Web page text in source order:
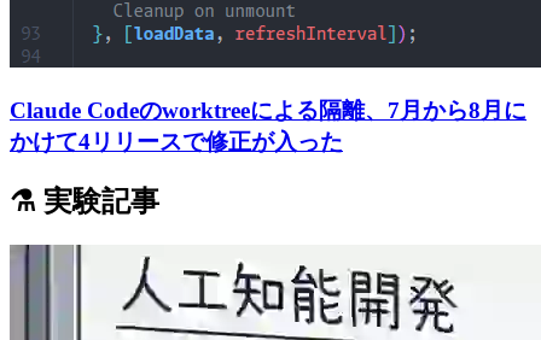
Claude Codeのworktreeによる隔離、7月から8月に
かけて4リリースで修正が入った
⚗️ 実験記事